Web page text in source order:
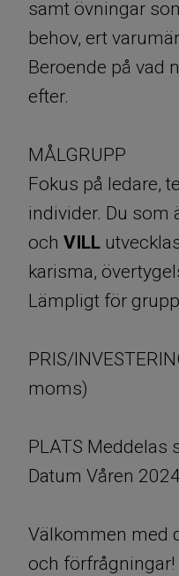
samt övningar
behov, ert
Beroende på vad
efter.
MÅLGRUPP
Fokus på ledare,
individer. Du som
och VILL
karisma,
Lämpligt för
PRIS/
moms)
PLATS Meddelas
Datum Våren
Välkommen med
och förfrågningar!